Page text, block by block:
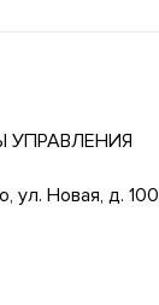
ул. Новая, д. 100